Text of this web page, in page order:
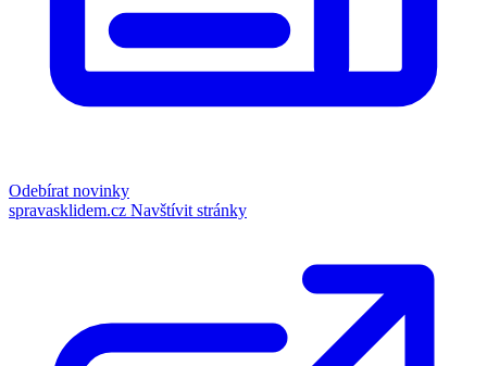
Odebírat novinky
spravasklidem.cz Navštívit stránky